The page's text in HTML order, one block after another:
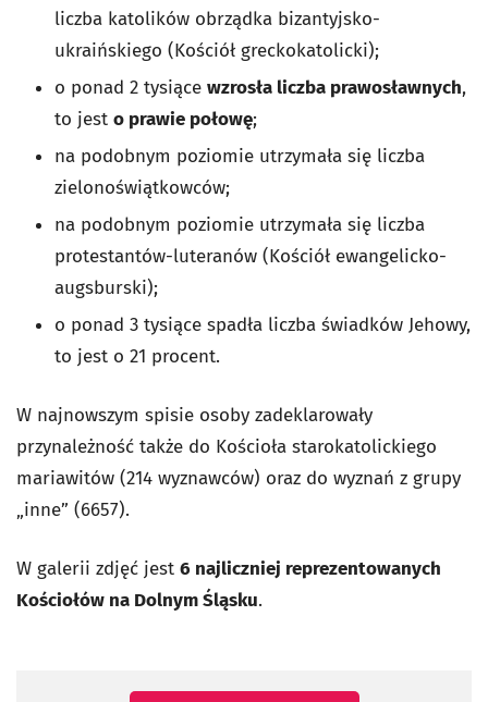
liczba katolików obrządka bizantyjsko-
ukraińskiego (Kościół greckokatolicki);
o ponad 2 tysiące wzrosła liczba prawosławnych,
to jest o prawie połowę;
na podobnym poziomie utrzymała się liczba
zielonoświątkowców;
na podobnym poziomie utrzymała się liczba
protestantów-luteranów (Kościół ewangelicko-
augsburski);
o ponad 3 tysiące spadła liczba świadków Jehowy,
to jest o 21 procent.
W najnowszym spisie osoby zadeklarowały
przynależność także do Kościoła starokatolickiego
mariawitów (214 wyznawców) oraz do wyznań z grupy
„inne” (6657).
W galerii zdjęć jest 6 najliczniej reprezentowanych
Kościołów na Dolnym Śląsku.